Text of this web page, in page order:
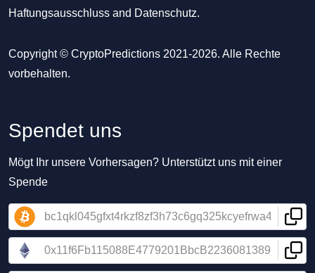
Haftungsausschluss and Datenschutz.
Copyright © CryptoPredictions 2021-2026. Alle Rechte
vorbehalten.
Spendet uns
Mögt Ihr unsere Vorhersagen? Unterstützt uns mit einer
Spende